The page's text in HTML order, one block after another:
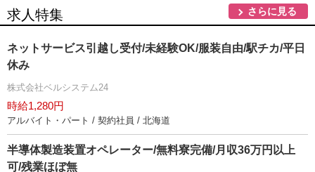
求人特集 さらに見る
ネットサービス引越し受付/未経験OK/服装自由/駅チカ/平日
休み
株式会社ベルシステム24
時給1,280円
アルバイト・パート / 契約社員 / 北海道
半導体製造装置オペレーター/無料寮完備/月収36万円以上
可/残業ほぼ無